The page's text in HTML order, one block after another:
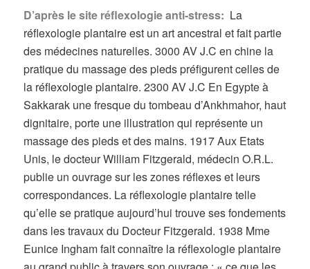
D’après le site réflexologie anti-stress: La
réflexologie plantaire est un art ancestral et fait partie
des médecines naturelles. 3000 AV J.C en chine la
pratique du massage des pieds préfigurent celles de
la réflexologie plantaire. 2300 AV J.C En Egypte à
Sakkarak une fresque du tombeau d’Ankhmahor, haut
dignitaire, porte une illustration qui représente un
massage des pieds et des mains. 1917 Aux Etats
Unis, le docteur William Fitzgerald, médecin O.R.L.
publie un ouvrage sur les zones réflexes et leurs
correspondances. La réflexologie plantaire telle
qu’elle se pratique aujourd’hui trouve ses fondements
dans les travaux du Docteur Fitzgerald. 1938 Mme
Eunice Ingham fait connaître la réflexologie plantaire